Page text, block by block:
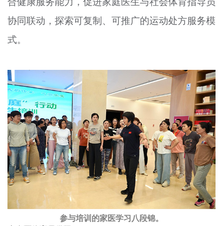
协同联动，探索可复制、可推广的运动处方服务模
式。
参与培训的家医学习八段锦。